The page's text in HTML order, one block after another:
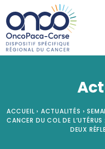
ACCUEIL › ACTUALITÉS ›
CANCER DU COL DE
DEUX
Panneau de gestion des